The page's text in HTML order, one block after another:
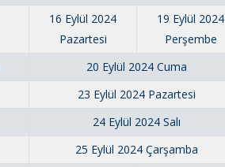
16 Eylül 2024
Pazartesi
19 Eylül 2024
Perşembe
20 Eylül 2024 Cuma
23 Eylül 2024 Pazartesi
24 Eylül 2024 Salı
25 Eylül 2024 Çarşamba